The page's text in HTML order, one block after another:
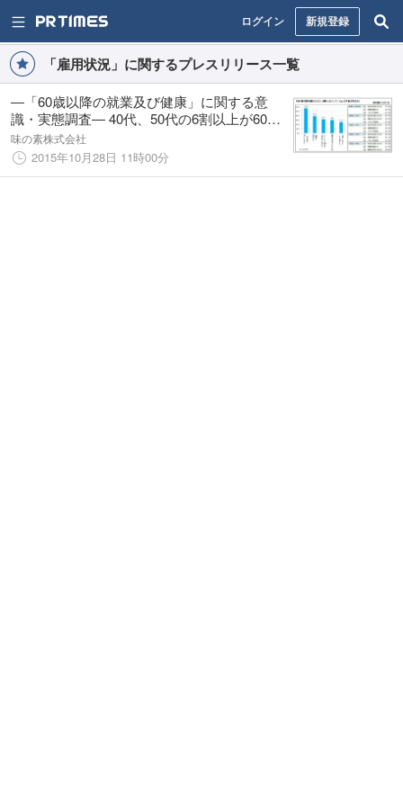
ログイン 新規登録
「雇用状況」に関するプレスリリース一覧
―「60歳以降の就業及び健康」に関する意
識・実態調査― 40代、50代の6割以上が60歳
以降も働き続けたい 40代-70代が考える60歳
以降の就業における不安の第1位は雇用先より
も『体力』
味の素株式会社
2015年10月28日 11時00分